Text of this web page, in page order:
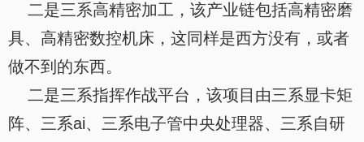
二是三系高精密加工，该产业链包括高精密磨
具、高精密数控机床，这同样是西方没有，或者
做不到的东西。
二是三系指挥作战平台，该项目由三系显卡矩
阵、三系ai、三系电子管中央处理器、三系自研